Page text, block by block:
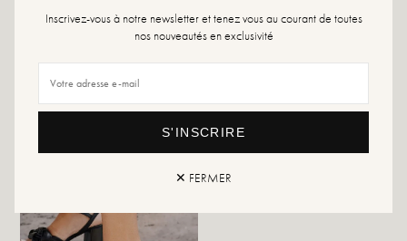
Retour en uitwisseling snelle levering
DIT VIND JE MISSCHIEN OOK LEUK
Inscrivez-vous à notre newsletter et tenez vous au courant de toutes
nos nouveautés en exclusivité
S'INSCRIRE
✕ FERMER